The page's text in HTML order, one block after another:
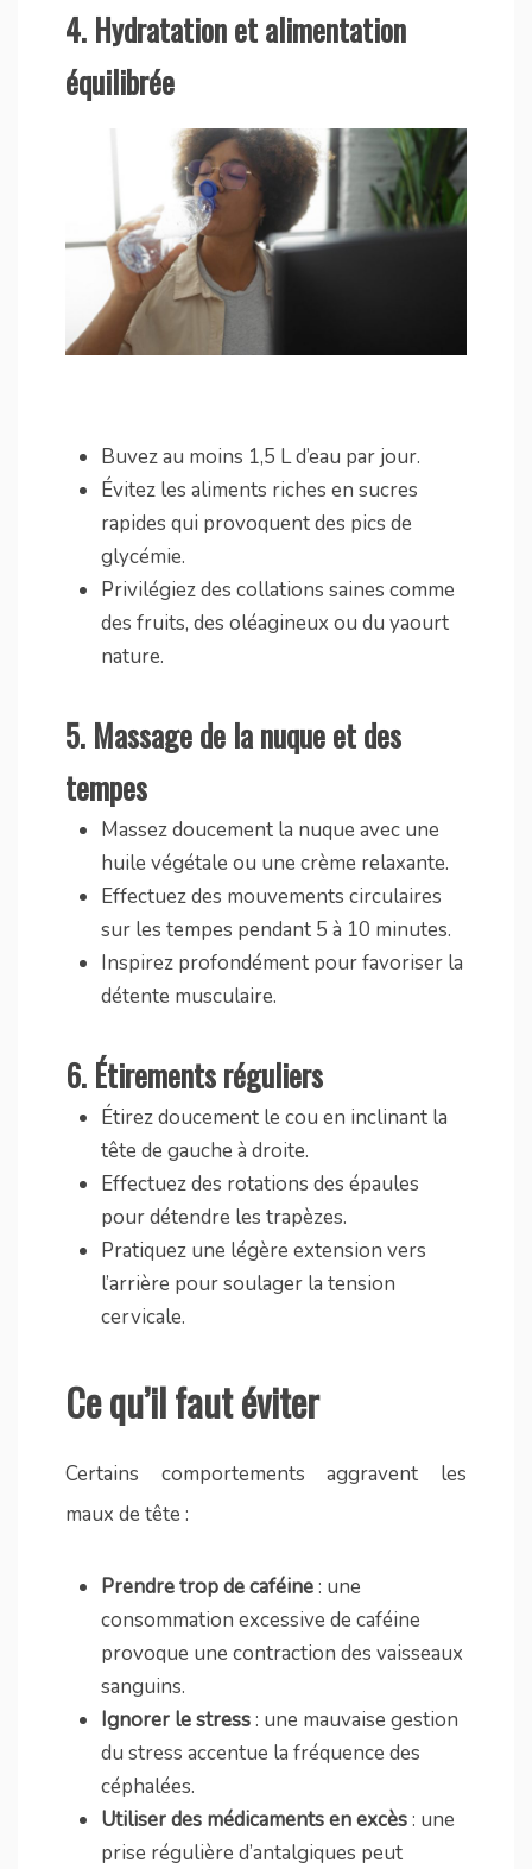
4. Hydratation et alimentation
équilibrée
Buvez au moins 1,5 L d’eau par jour.
Évitez les aliments riches en sucres
rapides qui provoquent des pics de
glycémie.
Privilégiez des collations saines comme
des fruits, des oléagineux ou du yaourt
nature.
5. Massage de la nuque et des
tempes
Massez doucement la nuque avec une
huile végétale ou une crème relaxante.
Effectuez des mouvements circulaires
sur les tempes pendant 5 à 10 minutes.
Inspirez profondément pour favoriser la
détente musculaire.
6. Étirements réguliers
Étirez doucement le cou en inclinant la
tête de gauche à droite.
Effectuez des rotations des épaules
pour détendre les trapèzes.
Pratiquez une légère extension vers
l’arrière pour soulager la tension
cervicale.
Ce qu’il faut éviter
Certains comportements aggravent les
maux de tête :
Prendre trop de caféine: une
consommation excessive de caféine
provoque une contraction des vaisseaux
sanguins.
Ignorer le stress: une mauvaise gestion
du stress accentue la fréquence des
céphalées.
Utiliser des médicaments en excès: une
prise régulière d’antalgiques peut